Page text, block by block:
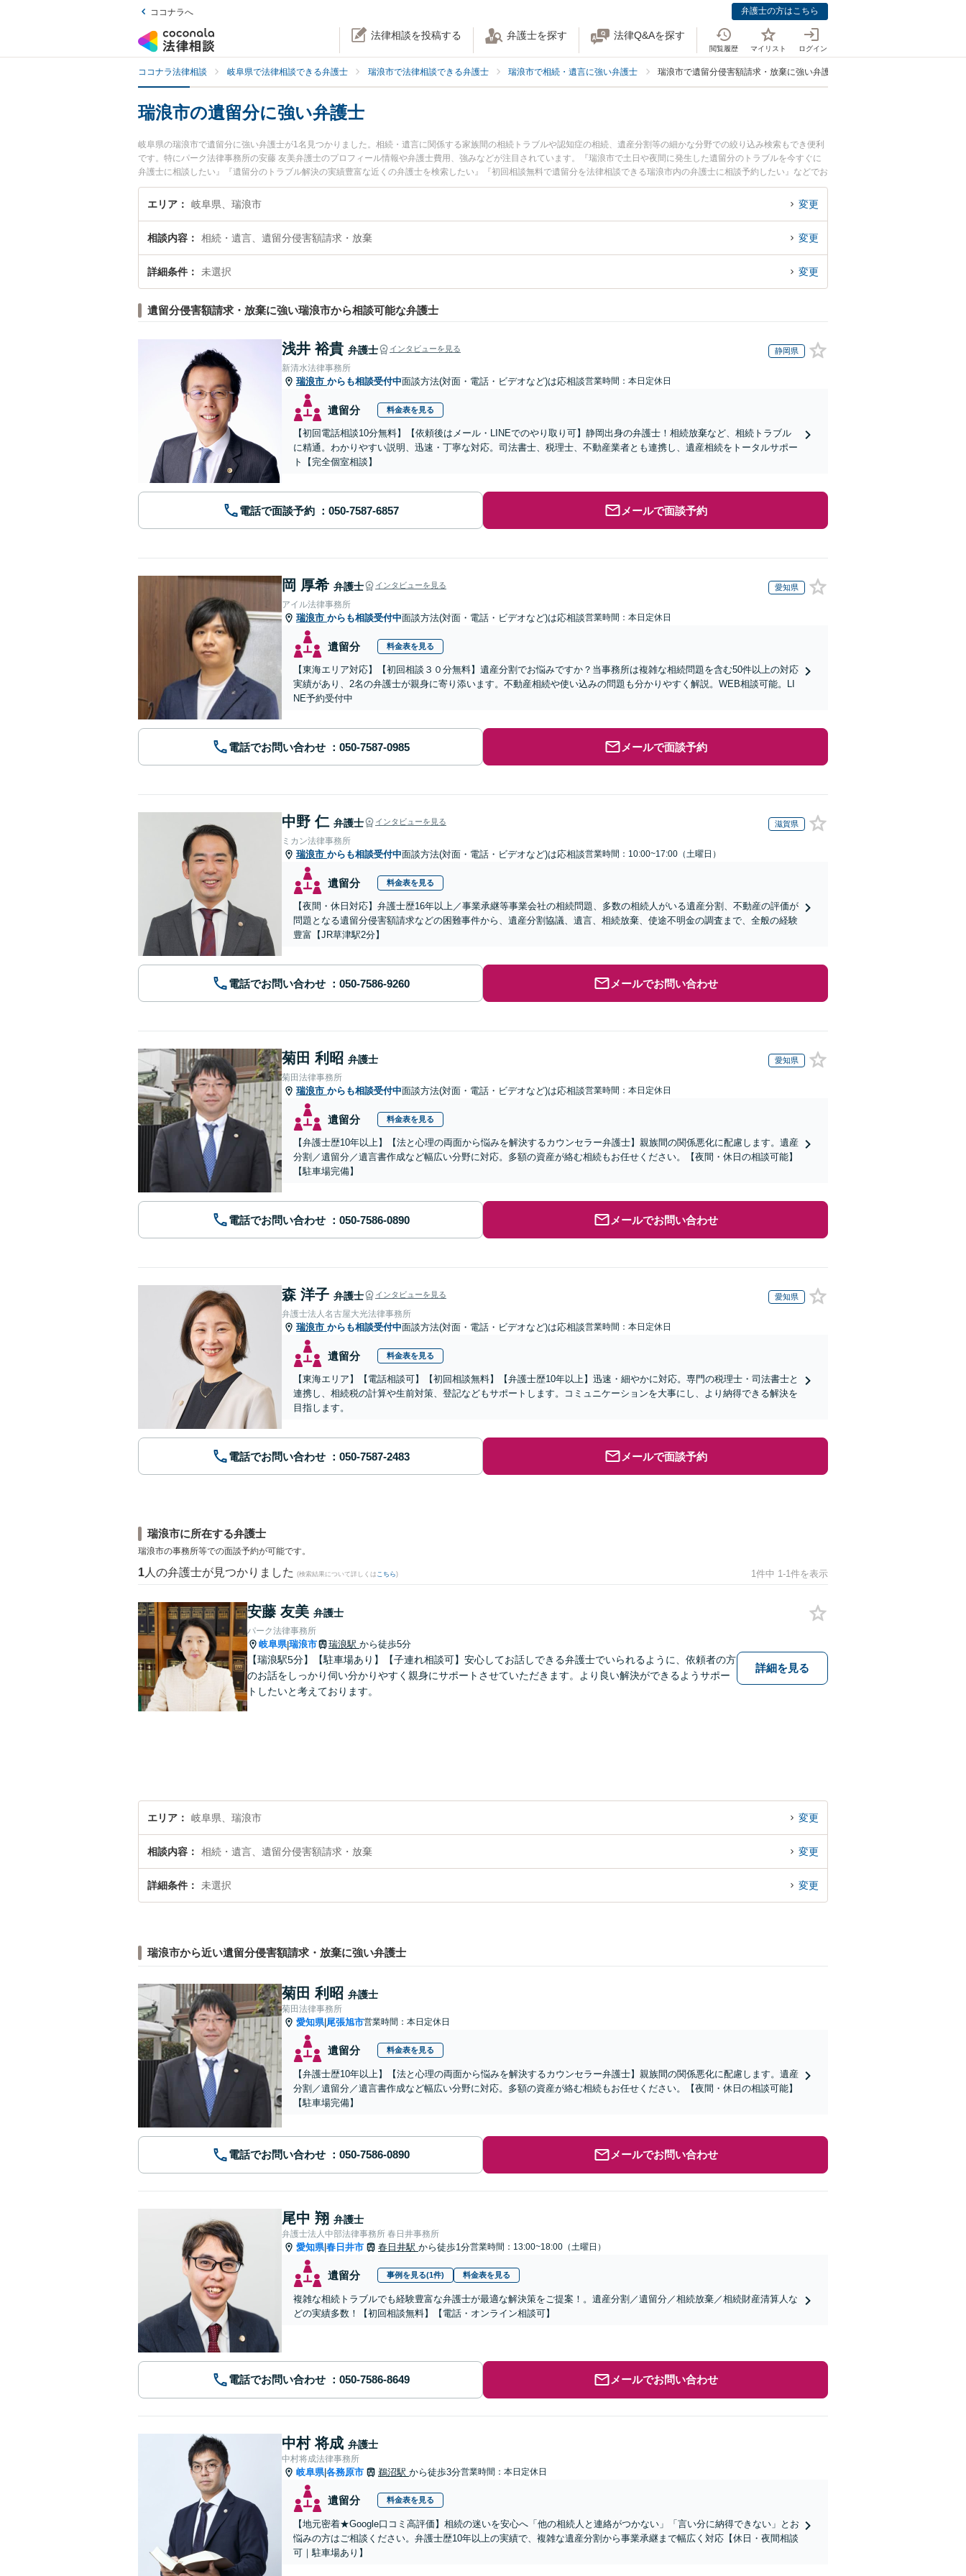
ココナラへ 弁護士の方はこちら
法律相談を投稿する 弁護士を探す 法律Q&Aを探す
閲覧履歴 マイリスト ログイン
ココナラ法律相談 岐阜県で法律相談できる弁護士 瑞浪市で法律相談できる弁護士 瑞浪市で相続・遺言に強い弁護士 瑞浪市で遺留分侵害額請求・放棄に強い弁護士
瑞浪市の遺留分に強い弁護士
岐阜県の瑞浪市で遺留分に強い弁護士が1名見つかりました。相続・遺言に関係する家族間の相続トラブルや認知症の相続、遺産分割等の細かな分野での絞り込み検索もでき便利
です。特にパーク法律事務所の安藤 友美弁護士のプロフィール情報や弁護士費用、強みなどが注目されています。『瑞浪市で土日や夜間に発生した遺留分のトラブルを今すぐに
弁護士に相談したい』『遺留分のトラブル解決の実績豊富な近くの弁護士を検索したい』『初回相談無料で遺留分を法律相談できる瑞浪市内の弁護士に相談予約したい』などでお
困りの相談者さんにおすすめです。
エリア 岐阜県、瑞浪市 変更
相談内容 相続・遺言、遺留分侵害額請求・放棄 変更
詳細条件 未選択 変更
遺留分侵害額請求・放棄に強い瑞浪市から相談可能な弁護士
浅井 裕貴 弁護士 インタビューを見る 静岡県
新清水法律事務所
瑞浪市 からも相談受付中面談方法(対面・電話・ビデオなど)は応相談営業時間：本日定休日
遺留分 料金表を見る
【初回電話相談10分無料】【依頼後はメール・LINEでのやり取り可】静岡出身の弁護士！相続放棄など、相続トラブル
に精通。わかりやすい説明、迅速・丁寧な対応。司法書士、税理士、不動産業者とも連携し、遺産相続をトータルサポー
ト【完全個室相談】
電話で面談予約 メールで面談予約
岡 厚希 弁護士 インタビューを見る 愛知県
アイル法律事務所
瑞浪市 からも相談受付中面談方法(対面・電話・ビデオなど)は応相談営業時間：本日定休日
遺留分 料金表を見る
【東海エリア対応】【初回相談３０分無料】遺産分割でお悩みですか？当事務所は複雑な相続問題を含む50件以上の対応
実績があり、2名の弁護士が親身に寄り添います。不動産相続や使い込みの問題も分かりやすく解説。WEB相談可能。LI
NE予約受付中
電話でお問い合わせ メールで面談予約
中野 仁 弁護士 インタビューを見る 滋賀県
ミカン法律事務所
瑞浪市 からも相談受付中面談方法(対面・電話・ビデオなど)は応相談営業時間：10:00~17:00（土曜日）
遺留分 料金表を見る
【夜間・休日対応】弁護士歴16年以上／事業承継等事業会社の相続問題、多数の相続人がいる遺産分割、不動産の評価が
問題となる遺留分侵害額請求などの困難事件から、遺産分割協議、遺言、相続放棄、使途不明金の調査まで、全般の経験
豊富【JR草津駅2分】
電話でお問い合わせ メールでお問い合わせ
菊田 利昭 弁護士 愛知県
菊田法律事務所
瑞浪市 からも相談受付中面談方法(対面・電話・ビデオなど)は応相談営業時間：本日定休日
遺留分 料金表を見る
【弁護士歴10年以上】【法と心理の両面から悩みを解決するカウンセラー弁護士】親族間の関係悪化に配慮します。遺産
分割／遺留分／遺言書作成など幅広い分野に対応。多額の資産が絡む相続もお任せください。【夜間・休日の相談可能】
【駐車場完備】
電話でお問い合わせ メールでお問い合わせ
森 洋子 弁護士 インタビューを見る 愛知県
弁護士法人名古屋大光法律事務所
瑞浪市 からも相談受付中面談方法(対面・電話・ビデオなど)は応相談営業時間：本日定休日
遺留分 料金表を見る
【東海エリア】【電話相談可】【初回相談無料】【弁護士歴10年以上】迅速・細やかに対応。専門の税理士・司法書士と
連携し、相続税の計算や生前対策、登記などもサポートします。コミュニケーションを大事にし、より納得できる解決を
目指します。
電話でお問い合わせ メールで面談予約
瑞浪市に所在する弁護士
瑞浪市の事務所等での面談予約が可能です。
1 人の弁護士が見つかりました (検索結果について詳しくは こちら) 1件中 1-1件を表示
安藤 友美 弁護士
パーク法律事務所
岐阜県|瑞浪市 瑞浪駅 から徒歩5分
【瑞浪駅5分】【駐車場あり】【子連れ相談可】安心してお話しできる弁護士でいられるように、依頼者の方
のお話をしっかり伺い分かりやすく親身にサポートさせていただきます。より良い解決ができるようサポー
トしたいと考えております。
詳細を見る
エリア 岐阜県、瑞浪市 変更
相談内容 相続・遺言、遺留分侵害額請求・放棄 変更
詳細条件 未選択 変更
瑞浪市から近い遺留分侵害額請求・放棄に強い弁護士
菊田 利昭 弁護士
菊田法律事務所
愛知県| 尾張旭市営業時間：本日定休日
遺留分 料金表を見る
【弁護士歴10年以上】【法と心理の両面から悩みを解決するカウンセラー弁護士】親族間の関係悪化に配慮します。遺産
分割／遺留分／遺言書作成など幅広い分野に対応。多額の資産が絡む相続もお任せください。【夜間・休日の相談可能】
【駐車場完備】
電話でお問い合わせ メールでお問い合わせ
尾中 翔 弁護士
弁護士法人中部法律事務所 春日井事務所
愛知県|春日井市 春日井駅 から徒歩1分営業時間：13:00~18:00（土曜日）
遺留分 事例を見る(1件) 料金表を見る
複雑な相続トラブルでも経験豊富な弁護士が最適な解決策をご提案！。遺産分割／遺留分／相続放棄／相続財産清算人な
どの実績多数！【初回相談無料】【電話・オンライン相談可】
電話でお問い合わせ メールでお問い合わせ
中村 将成 弁護士
中村将成法律事務所
岐阜県|各務原市 鵜沼駅 から徒歩3分営業時間：本日定休日
遺留分 料金表を見る
【地元密着★Google口コミ高評価】相続の迷いを安心へ「他の相続人と連絡がつかない」「言い分に納得できない」とお
悩みの方はご相談ください。弁護士歴10年以上の実績で、複雑な遺産分割から事業承継まで幅広く対応【休日・夜間相談
可｜駐車場あり】